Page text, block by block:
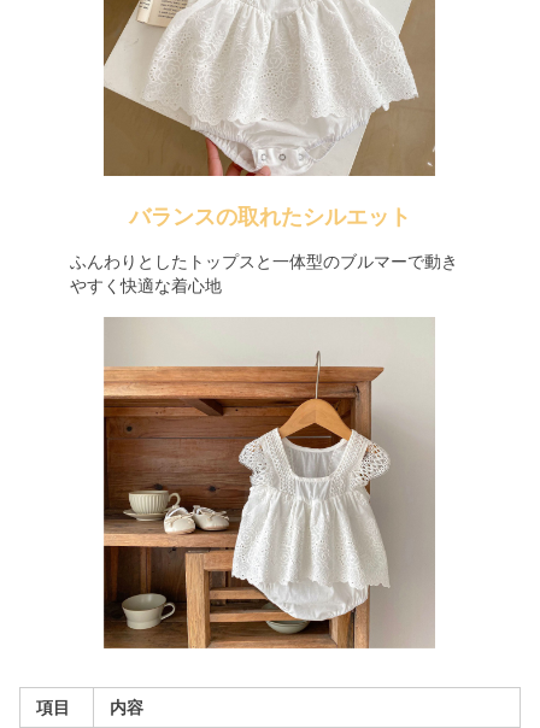
バランスの取れたシルエット
ふんわりとしたトップスと一体型のブルマーで動き
やすく快適な着心地
項目 内容